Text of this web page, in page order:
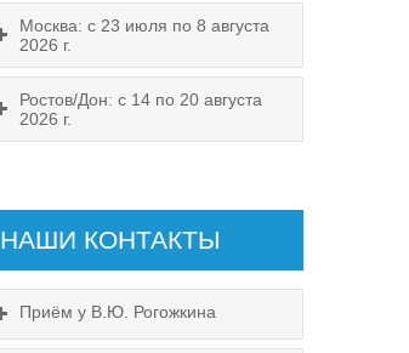
Москва: с 23 июля по 8 августа
2026 г.
Ростов/Дон: с 14 по 20 августа
2026 г.
НАШИ КОНТАКТЫ
Приём у В.Ю. Рогожкина